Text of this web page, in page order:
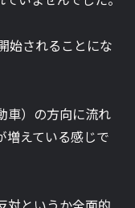
始されることにな
車）の方向に流れ
増えている感じで